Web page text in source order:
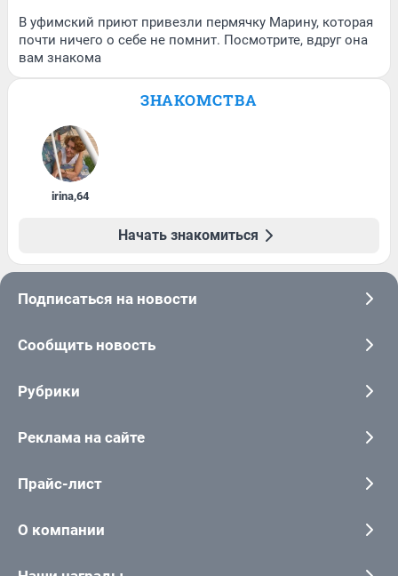
В уфимский приют привезли пермячку Марину, которая
почти ничего о себе не помнит. Посмотрите, вдруг она
вам знакома
ЗНАКОМСТВА
irina,64
Начать знакомиться
Подписаться на новости
Сообщить новость
Рубрики
Реклама на сайте
Прайс-лист
О компании